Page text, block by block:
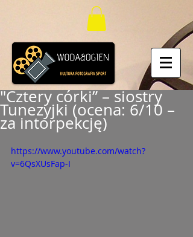
"Cztery córki” – siostry
Tunezyjki (ocena: 6/10 –
za intorpekcję)
https://www.youtube.com/watch?
v=6QsXUsFap-I